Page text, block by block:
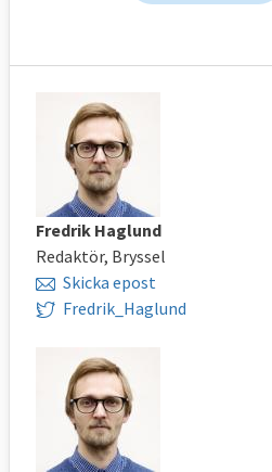
Fredrik Haglund
Redaktör, Bryssel
Skicka epost
Fredrik_Haglund